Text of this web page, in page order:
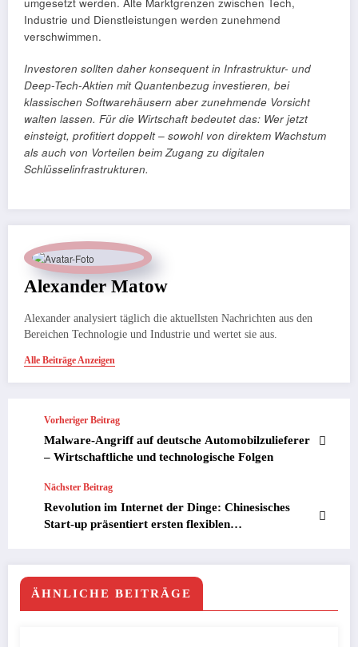
Industrie und Dienstleistungen werden zunehmend
verschwimmen.
Investoren sollten daher konsequent in Infrastruktur- und
Deep-Tech-Aktien mit Quantenbezug investieren, bei
klassischen Softwarehäusern aber zunehmende Vorsicht
walten lassen. Für die Wirtschaft bedeutet das: Wer jetzt
einsteigt, profitiert doppelt – sowohl von direktem Wachstum
als auch von Vorteilen beim Zugang zu digitalen
Schlüsselinfrastrukturen.
Alexander Matow
Alexander analysiert täglich die aktuellsten Nachrichten aus den
Bereichen Technologie und Industrie und wertet sie aus.
Alle Beiträge Anzeigen
Vorheriger Beitrag
Malware-Angriff auf deutsche Automobilzulieferer
– Wirtschaftliche und technologische Folgen
Nächster Beitrag
Revolution im Internet der Dinge: Chinesisches
Start-up präsentiert ersten flexiblen
ÄHNLICHE BEITRÄGE